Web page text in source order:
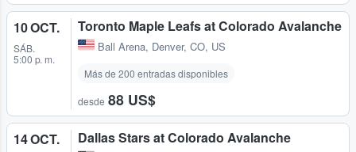
10 OCT.
SÁB.
5:00 p. m.
Toronto Maple Leafs at Colorado Avalanche
Ball Arena, Denver, CO, US
Más de 200 entradas disponibles
desde 88 US$
14 OCT. Dallas Stars at Colorado Avalanche